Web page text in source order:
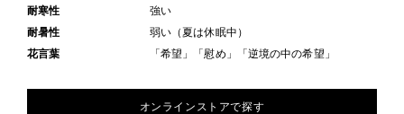
耐寒性
強い
耐暑性
弱い（夏は休眠中）
花言葉
「希望」「慰め」「逆境の中の希望」
オンラインストアで探す